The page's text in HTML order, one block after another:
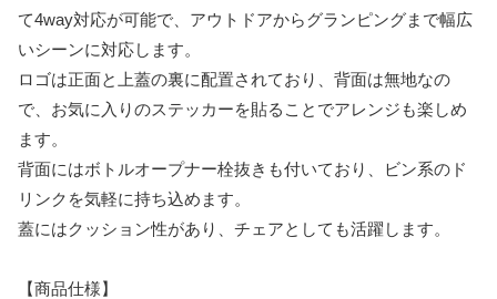
て4way対応が可能で、アウトドアからグランピングまで幅広
いシーンに対応します。
ロゴは正面と上蓋の裏に配置されており、背面は無地なの
で、お気に入りのステッカーを貼ることでアレンジも楽しめ
ます。
背面にはボトルオープナー栓抜きも付いており、ビン系のド
リンクを気軽に持ち込めます。
蓋にはクッション性があり、チェアとしても活躍します。
【商品仕様】